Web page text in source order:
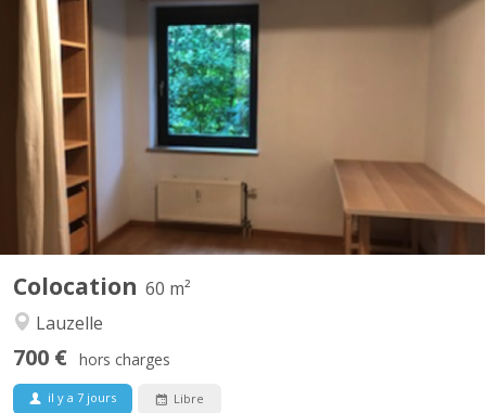
Colocation 60 m²
Lauzelle
700 € hors charges
il y a 7 jours Libre
KV 957
Location du 1/8/26 au 31/7/27 Chambre meublée 11m2 dans
appartement 60m2 disposant de cuisine équipée, salon, coin
repas, salle de bain(Bain & douche), machine à laver, armoire de
rangement hall d'entrée, balcon, cave. L'appartement possède 2
chambres, l'autre étant occupée par la fille du...